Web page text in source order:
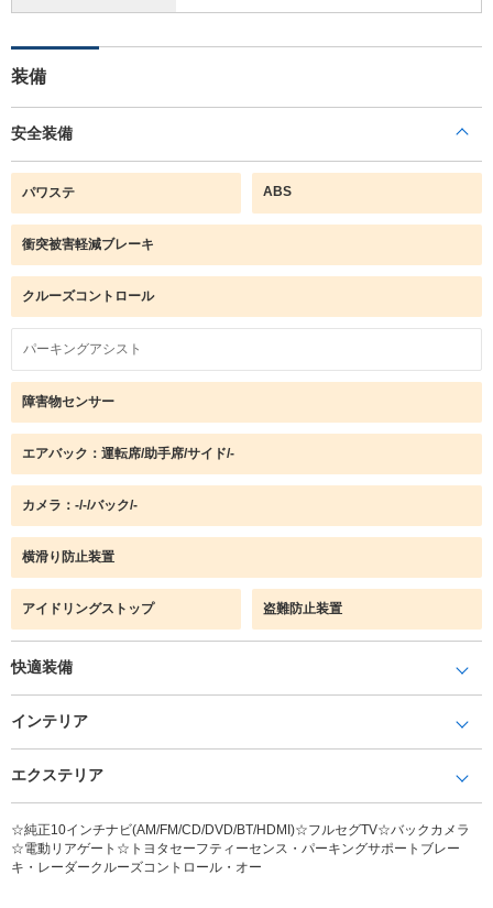
装備
安全装備
パワステ ABS
衝突被害軽減ブレーキ
クルーズコントロール
パーキングアシスト
障害物センサー
エアバック：運転席/助手席/サイド/-
カメラ：-/-/バック/-
横滑り防止装置
アイドリングストップ 盗難防止装置
快適装備
インテリア
エクステリア
☆純正10インチナビ(AM/FM/CD/DVD/BT/HDMI)☆フルセグTV☆バックカメラ
☆電動リアゲート☆トヨタセーフティーセンス・パーキングサポートブレー
キ・レーダークルーズコントロール・オー